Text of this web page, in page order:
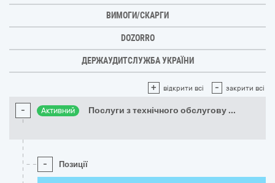
ВИМОГИ/СКАРГИ
DOZORRO
ДЕРЖАУДИТСЛУЖБА УКРАЇНИ
+ відкрити всі - закрити всі
- Активний Послуги з технічного обслугову ...
- Позиції